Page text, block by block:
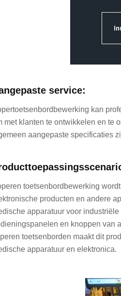
service:
kan
met klanten te ontwikkelen en te
aangepaste specificaties
toetsenbordbewerking
producten en andere
apparatuur voor
en knoppen van
toetsenborden maakt dit
apparatuur en elektronica.